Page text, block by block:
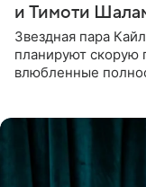
и Тимоти
Звездная пара
планируют скорую
влюбленные